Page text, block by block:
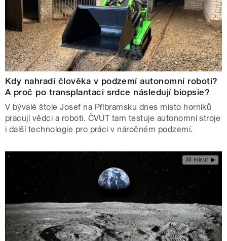
Kdy nahradí člověka v podzemí autonomní roboti?
A proč po transplantaci srdce následují biopsie?
V bývalé štole Josef na Příbramsku dnes místo horníků
pracují vědci a roboti. ČVUT tam testuje autonomní stroje
i další technologie pro práci v náročném podzemí.
30 minut